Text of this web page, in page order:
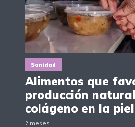
Sanidad
Alimentos que
producción
colágeno en la piel
2 meses